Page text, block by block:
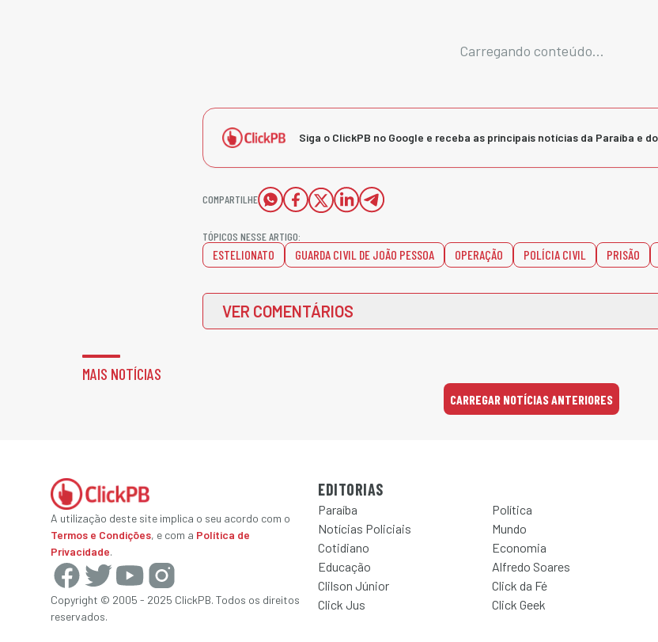
Carregando conteúdo...
Siga o ClickPB no Google e receba as principais notícias da Paraíba e
COMPARTILHE
TÓPICOS NESSE ARTIGO:
ESTELIONATO GUARDA CIVIL DE JOÃO PESSOA OPERAÇÃO POLÍCIA CIVIL PRISÃO
VER COMENTÁRIOS
MAIS NOTÍCIAS
CARREGAR NOTÍCIAS ANTERIORES
A utilização deste site implica o seu acordo com o
Termos e Condições, e com a Política de
Privacidade.
Copyright © 2005 - 2025 ClickPB. Todos os direitos
reservados.
EDITORIAS
Paraíba Política
Notícias Policiais
Mundo
Cotidiano
Economia
Educação
Alfredo Soares
Clilson Júnior
Click da Fé
Click Jus
Click Geek